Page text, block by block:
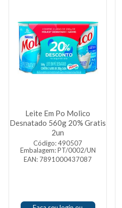
Leite Em Po Molico
Desnatado 560g 20% Gratis
2un
Código: 490507
Embalagem: PT/0002/UN
EAN: 7891000437087